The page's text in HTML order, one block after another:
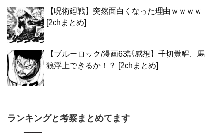
【呪術廻戦】突然面白くなった理由ｗｗｗｗ
[2chまとめ]
【ブルーロック/漫画63話感想】千切覚醒、馬
狼浮上できるか！？ [2chまとめ]
ランキングと考察まとめてます